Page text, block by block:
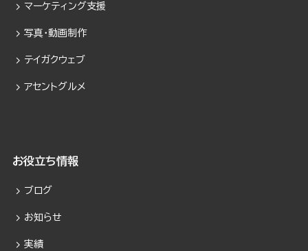
マーケティング支援
写真・動画制作
テイガクウェブ
アセントグルメ
お役立ち情報
ブログ
お知らせ
実績